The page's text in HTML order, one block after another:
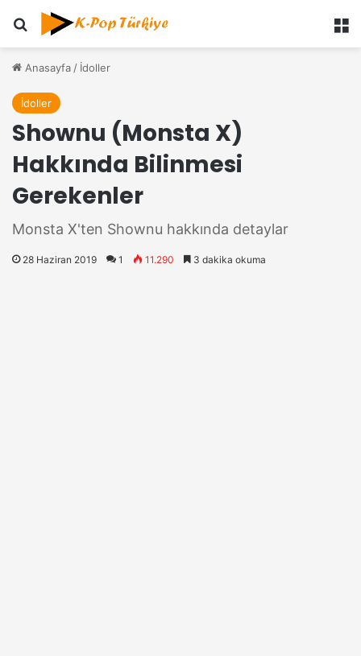
Anasayfa / İdoller
İdoller
Shownu (Monsta X)
Hakkında Bilinmesi
Gerekenler
Monsta X'ten Shownu hakkında detaylar
28 Haziran 2019 1 11.290 3 dakika okuma